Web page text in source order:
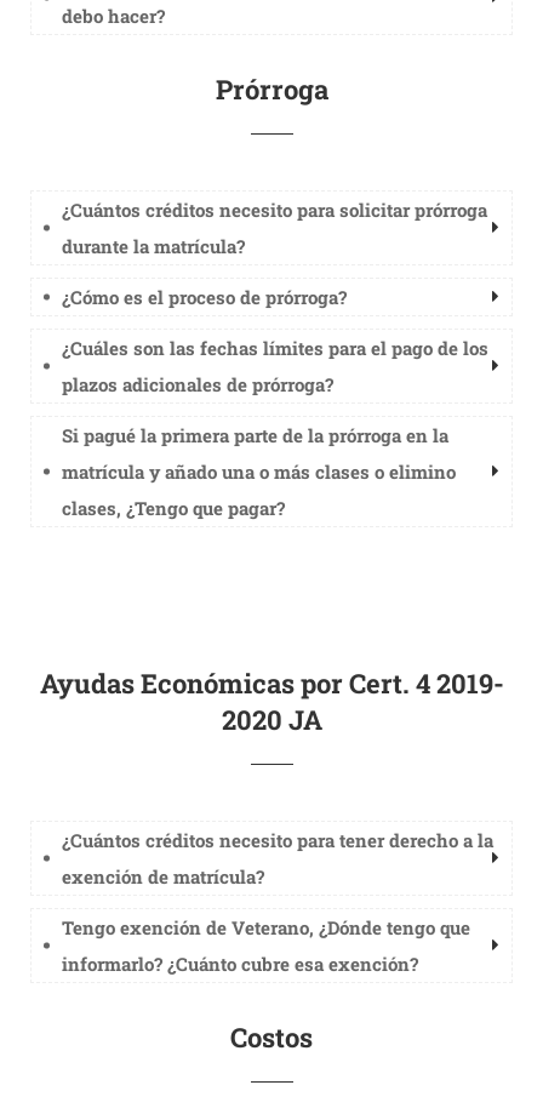
debo hacer?
Prórroga
¿Cuántos créditos necesito para solicitar prórroga
durante la matrícula?
¿Cómo es el proceso de prórroga?
¿Cuáles son las fechas límites para el pago de los
plazos adicionales de prórroga?
Si pagué la primera parte de la prórroga en la
matrícula y añado una o más clases o elimino
clases, ¿Tengo que pagar?
Ayudas Económicas por Cert. 4 2019-
2020 JA
¿Cuántos créditos necesito para tener derecho a la
exención de matrícula?
Tengo exención de Veterano, ¿Dónde tengo que
informarlo? ¿Cuánto cubre esa exención?
Costos